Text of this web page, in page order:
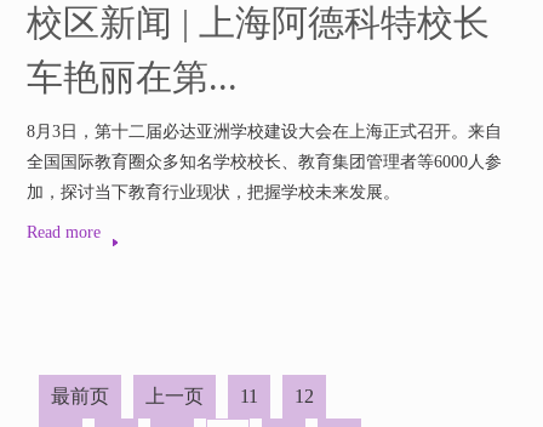
校区新闻 | 上海阿德科特校长
车艳丽在第...
8月3日，第十二届必达亚洲学校建设大会在上海正式召开。来自
全国国际教育圈众多知名学校校长、教育集团管理者等6000人参
加，探讨当下教育行业现状，把握学校未来发展。
Read more
最前页 上一页 11 12